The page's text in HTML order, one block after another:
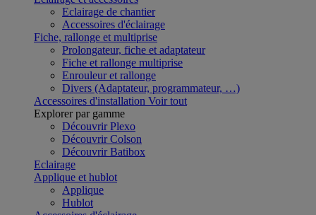
Eclairage de chantier
Accessoires d'éclairage
Fiche, rallonge et multiprise
Prolongateur, fiche et adaptateur
Fiche et rallonge multiprise
Enrouleur et rallonge
Divers (Adaptateur, programmateur, …)
Accessoires d'installation Voir tout
Explorer par gamme
Découvrir Plexo
Découvrir Colson
Découvrir Batibox
Eclairage
Applique et hublot
Applique
Hublot